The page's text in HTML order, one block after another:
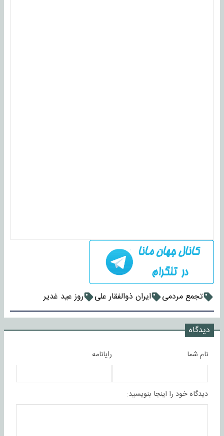
تجمع مردمی ایران ذوالفقار علی روز عید غدیر
دیدگاه
نام شما رایانامه
دیدگاه خود را اینجا بنویسید: